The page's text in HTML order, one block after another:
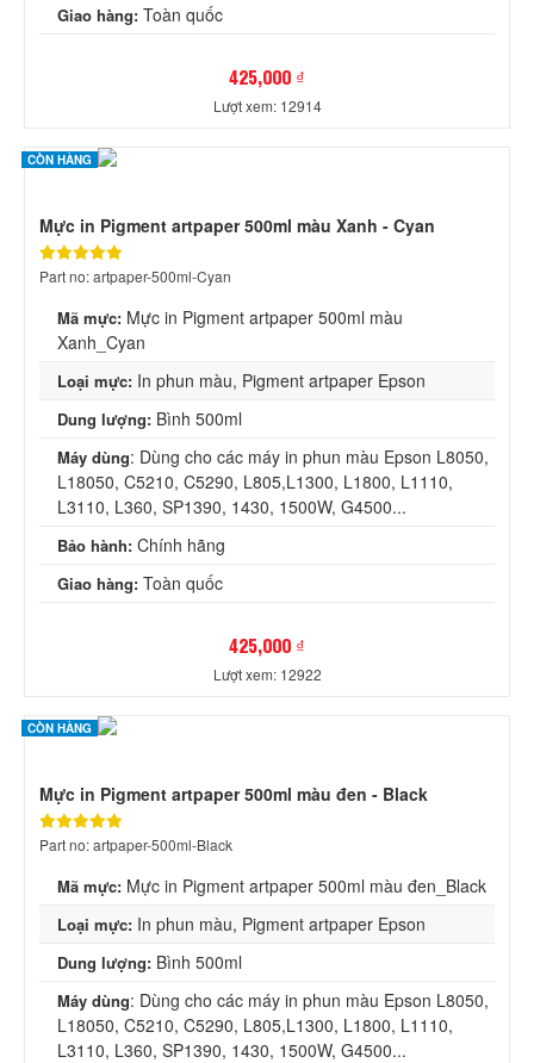
Giao hàng: Toàn quốc
425,000 ₫
Lượt xem: 12914
CÒN HÀNG
Mực in Pigment artpaper 500ml màu Xanh - Cyan
Part no: artpaper-500ml-Cyan
Mã mực: Mực in Pigment artpaper 500ml màu
Xanh_Cyan
Loại mực: In phun màu, Pigment artpaper Epson
Dung lượng: Bình 500ml
Máy dùng: Dùng cho các máy in phun màu Epson L8050,
L18050, C5210, C5290, L805,L1300, L1800, L1110,
L3110, L360, SP1390, 1430, 1500W, G4500...
Bảo hành: Chính hãng
Giao hàng: Toàn quốc
425,000 ₫
Lượt xem: 12922
CÒN HÀNG
Mực in Pigment artpaper 500ml màu đen - Black
Part no: artpaper-500ml-Black
Mã mực: Mực in Pigment artpaper 500ml màu đen_Black
Loại mực: In phun màu, Pigment artpaper Epson
Dung lượng: Bình 500ml
Máy dùng: Dùng cho các máy in phun màu Epson L8050,
L18050, C5210, C5290, L805,L1300, L1800, L1110,
L3110, L360, SP1390, 1430, 1500W, G4500...